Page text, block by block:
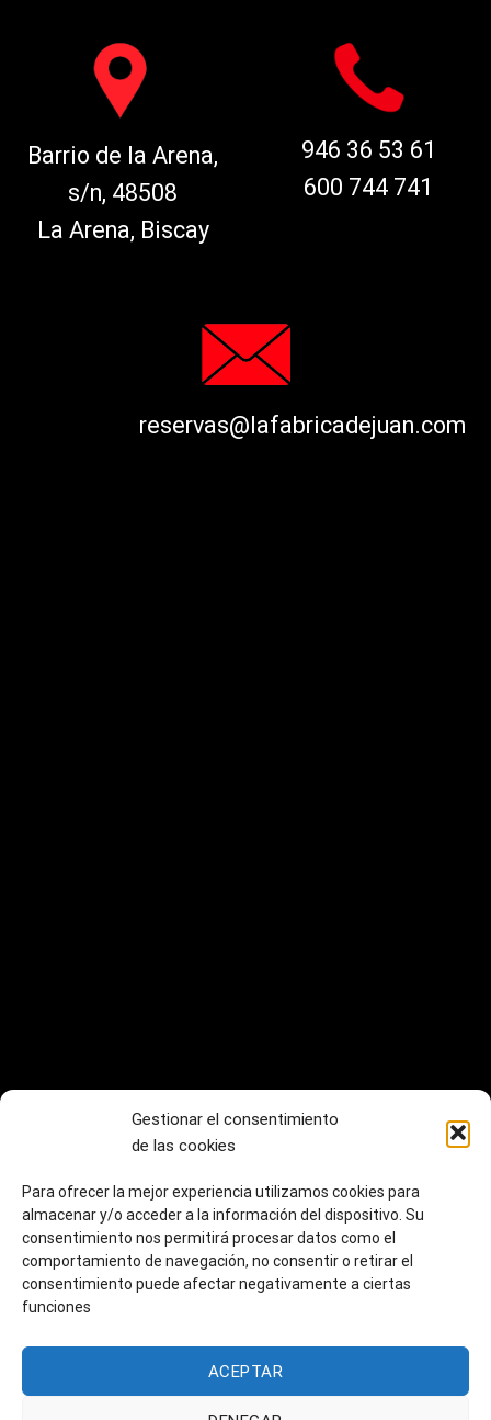
Gestionar el consentimiento
de las cookies
Para ofrecer la mejor experiencia utilizamos cookies para
almacenar y/o acceder a la información del dispositivo. Su
consentimiento nos permitirá procesar datos como el
comportamiento de navegación, no consentir o retirar el
consentimiento puede afectar negativamente a ciertas
funciones
ACEPTAR
Barrio de la Arena,
s/n, 48508
La Arena, Biscay
946 36 53 61
600 744 741
reservas@lafabricadejuan.com
Financiado por el Programa KIT Digital. Plan de
Recuperación, Transformación y Resiliencia de España
"Next Generation EU".